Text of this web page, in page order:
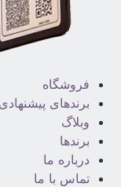
فروشگاه
برندهای
وبلاگ
برندها
درباره ما
تماس با ما